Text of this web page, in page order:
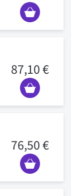
87,10 €
76,50 €